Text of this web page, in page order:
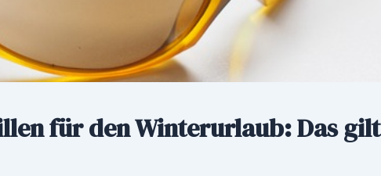
für den Winterurlaub: Das gilt